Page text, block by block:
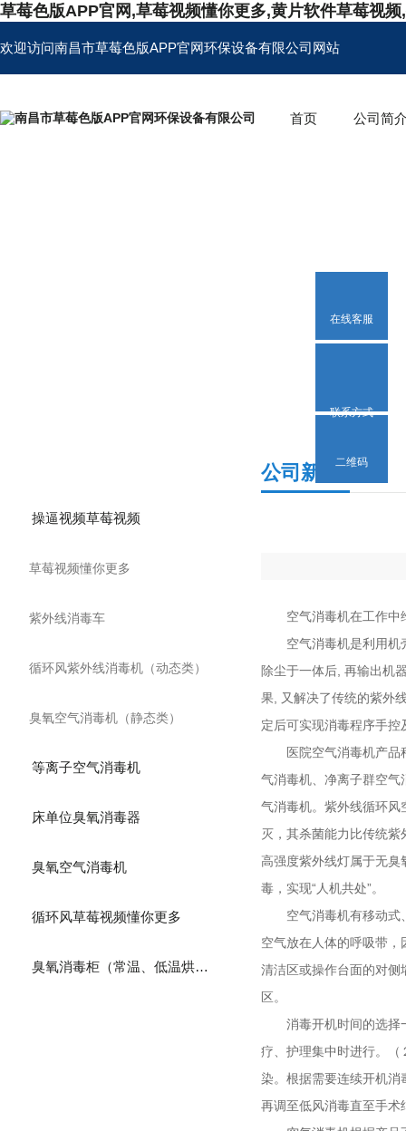
草莓色版APP官网,草莓视频懂你更多,黄片软件草莓视
欢迎访问南昌市草莓色版APP官网环保设备有限公司网站
首页 公司简
操逼视频草莓视频
草莓视频懂你更多
紫外线消毒车
循环风紫外线消毒机（动态类）
臭氧空气消毒机（静态类）
等离子空气消毒机
床单位臭氧消毒器
臭氧空气消毒机
循环风草莓视频懂你更多
臭氧消毒柜（常温、低温烘干）
公司新闻
空气消毒机在工作中维
空气消毒机是利用机壳内
除尘于一体后, 再输出机
果, 又解决了传统的紫外
定后可实现消毒程序手控
医院空气消毒机产品种类
气消毒机、净离子群空
气消毒机。紫外线循
灭，其杀菌能力比传统
高强度紫外线灯属于无
毒，实现“人机共处”。
空气消毒机有移动式
空气放在人体的呼吸带
清洁区或操作台面的对侧
区。
消毒开机时间的选择一般
疗、护理集中时进行
染。根据需要连续开机
再调至低风消毒直至手术结
在线客服
联系方式
二维码